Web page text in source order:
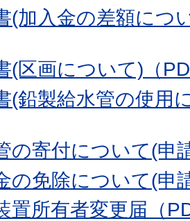
(加入金の差額につ
(区画について)（
(鉛製給水管の使用
の寄付について(申
の免除について(申
置所有者変更届（